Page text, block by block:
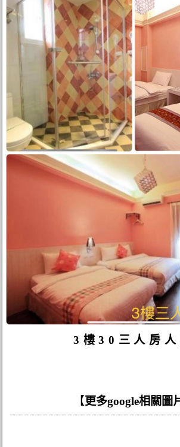
3樓30三人房人
【更多google相關圖